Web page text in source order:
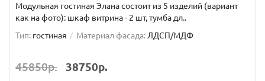
Модульная гостиная Элана состоит из 5 изделий (вариант
как на фото): шкаф витрина - 2 шт, тумба дл..
Тип: гостиная Материал фасада: ЛДСП/МДФ
45850р. 38750р.